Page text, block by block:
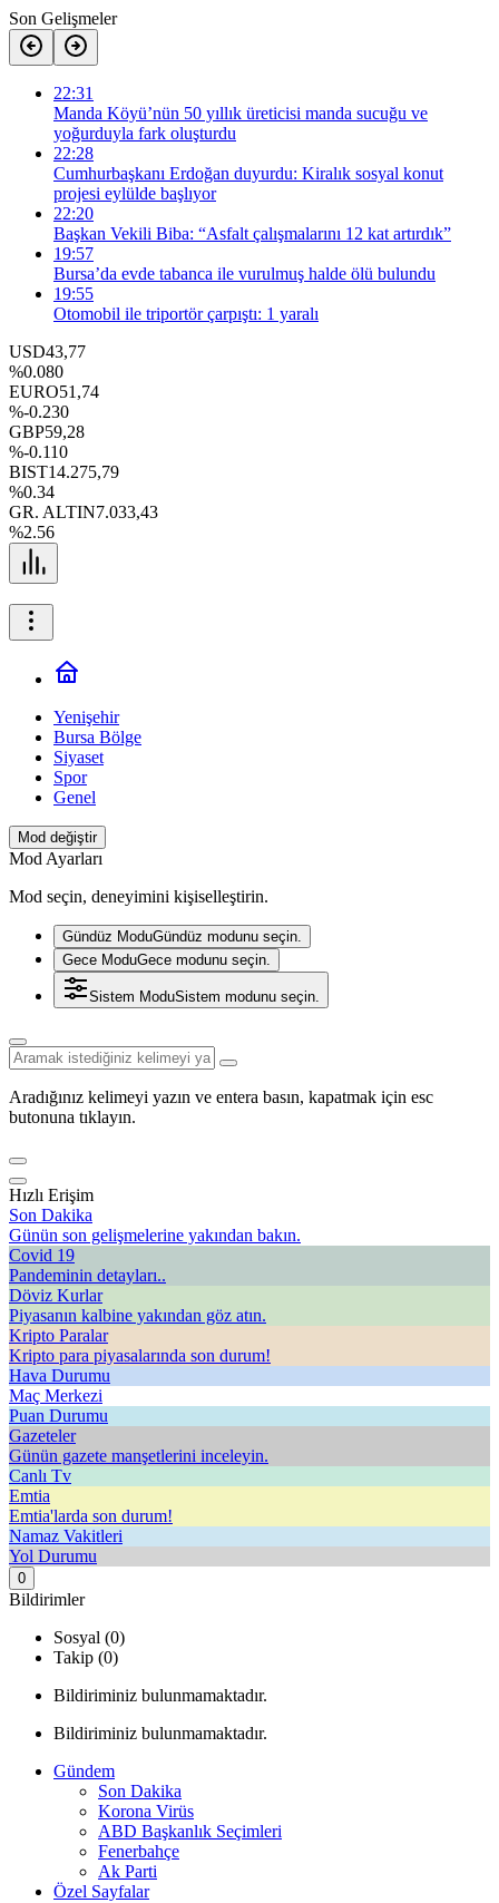
Son Gelişmeler
22:31
Manda Köyü’nün 50 yıllık üreticisi manda sucuğu ve
yoğurduyla fark oluşturdu
22:28
Cumhurbaşkanı Erdoğan duyurdu: Kiralık sosyal konut
projesi eylülde başlıyor
22:20
Başkan Vekili Biba: “Asfalt çalışmalarını 12 kat artırdık”
19:57
Bursa’da evde tabanca ile vurulmuş halde ölü bulundu
19:55
Otomobil ile triportör çarpıştı: 1 yaralı
USD43,77
%0.080
EURO51,74
%-0.230
GBP59,28
%-0.110
BIST14.275,79
%0.34
GR. ALTIN7.033,43
%2.56
Yenişehir
Bursa Bölge
Siyaset
Spor
Genel
Mod değiştir
Mod Ayarları
Mod seçin, deneyimini kişiselleştirin.
Gündüz ModuGündüz modunu seçin.
Gece ModuGece modunu seçin.
Sistem ModuSistem modunu seçin.
Aradığınız kelimeyi yazın ve entera basın, kapatmak için esc
butonuna tıklayın.
Hızlı Erişim
Son Dakika
Günün son gelişmelerine yakından bakın.
Covid 19
Pandeminin detayları..
Döviz Kurlar
Piyasanın kalbine yakından göz atın.
Kripto Paralar
Kripto para piyasalarında son durum!
Hava Durumu
Maç Merkezi
Puan Durumu
Gazeteler
Günün gazete manşetlerini inceleyin.
Canlı Tv
Emtia
Emtia'larda son durum!
Namaz Vakitleri
Yol Durumu
0
Bildirimler
Sosyal (0)
Takip (0)
Bildiriminiz bulunmamaktadır.
Bildiriminiz bulunmamaktadır.
Gündem
Son Dakika
Korona Virüs
ABD Başkanlık Seçimleri
Fenerbahçe
Ak Parti
Özel Sayfalar